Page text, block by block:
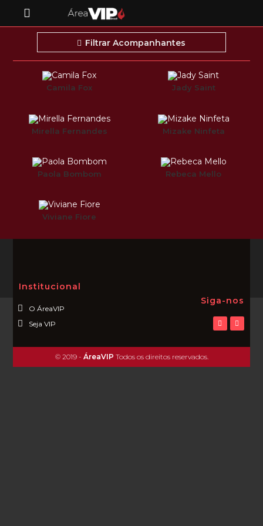
Filtrar Acompanhantes
Camila Fox Jady Saint
Mirella Fernandes Mizake Ninfeta
Paola Bombom Rebeca Mello
Viviane Fiore
Institucional
O ÁreaVIP
Seja VIP
Siga-nos
© 2019 - ÁreaVIP Todos os direitos reservados.